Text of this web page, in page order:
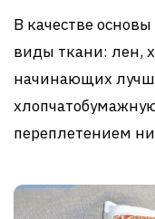
В качестве
виды ткани: лен,
начинающих
переплетением